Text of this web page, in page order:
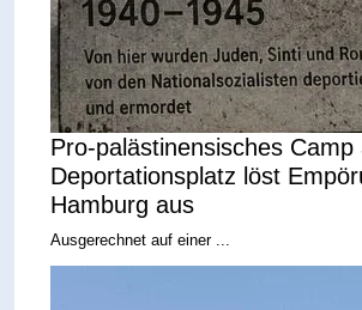
Pro-palästinensisches Camp
Deportationsplatz löst
Hamburg aus
Ausgerechnet auf einer ...